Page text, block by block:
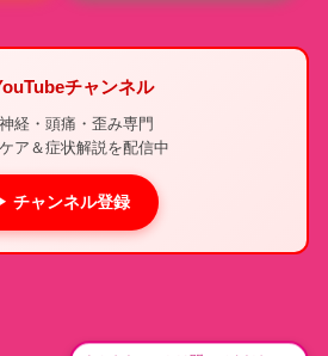
チャンネル
経・頭痛・歪み専門
ア＆症状解説を配信中
チャンネル登録